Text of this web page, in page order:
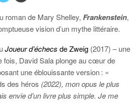
roman de Mary Shelley, Frankenstein,
vision d’un mythe littéraire.
Joueur d’échecs de Zweig (2017) – une
fois, David Sala plonge au cœur de
une éblouissante version : «
des héros (2022), mon opus le plus
envie d’un livre plus simple. Je me